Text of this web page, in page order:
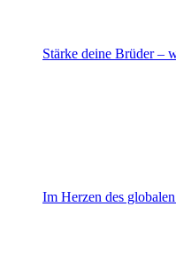
Stärke deine Brüder –
Im Herzen des